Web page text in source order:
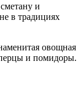
и
в традициях
овощная
и помидоры.